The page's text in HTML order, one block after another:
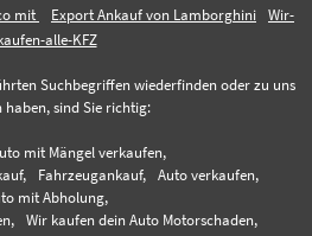
mit
Export Ankauf von Lamborghini
Wir-
alle-KFZ
Suchbegriffen wiederfinden oder zu uns
haben, sind Sie richtig:
mit Mängel verkaufen,
Fahrzeugankauf,
Auto verkaufen,
mit Abholung,
Wir kaufen dein Auto Motorschaden,